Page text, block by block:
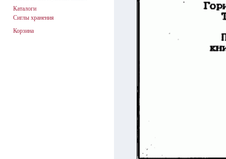
Каталоги
Сиглы хранения
Корзина